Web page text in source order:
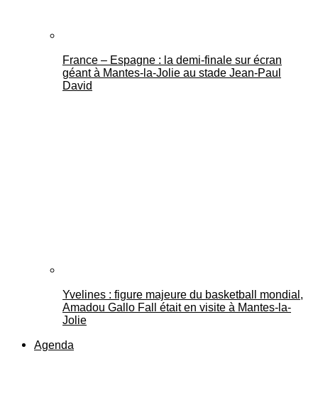
France – Espagne : la demi-finale sur écran
géant à Mantes-la-Jolie au stade Jean-Paul
David
Yvelines : figure majeure du basketball mondial,
Amadou Gallo Fall était en visite à Mantes-la-
Jolie
Agenda